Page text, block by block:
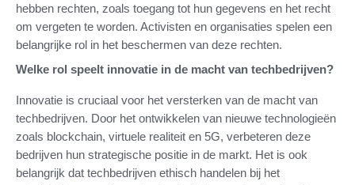
hebben rechten, zoals toegang tot hun gegevens en het recht
om vergeten te worden. Activisten en organisaties spelen een
belangrijke rol in het beschermen van deze rechten.
Welke rol speelt innovatie in de macht van techbedrijven?
Innovatie is cruciaal voor het versterken van de macht van
techbedrijven. Door het ontwikkelen van nieuwe technologieën
zoals blockchain, virtuele realiteit en 5G, verbeteren deze
bedrijven hun strategische positie in de markt. Het is ook
belangrijk dat techbedrijven ethisch handelen bij het